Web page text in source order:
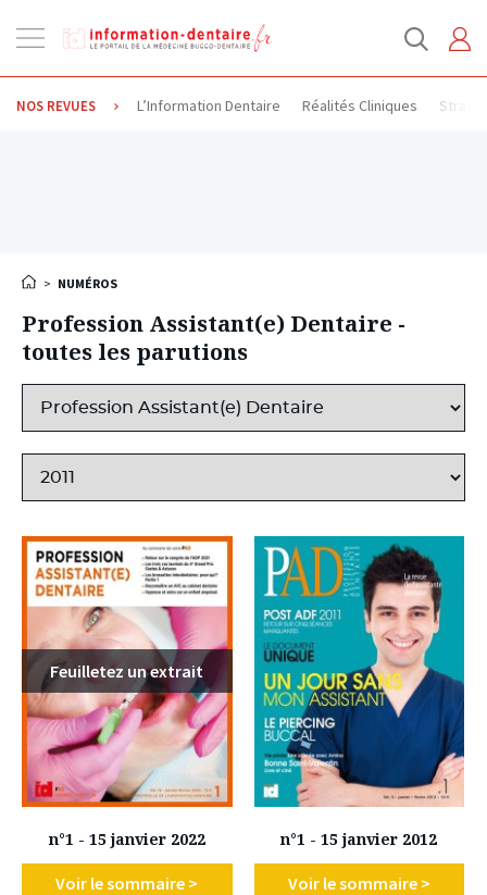
la
NOS REVUES L’Information Dentaire Réalités Cliniques
> NUMÉROS
Profession Assistant(e) Dentaire -
toutes les parutions
Feuilletez un extrait
n°1 - 15 janvier 2022
Voir le sommaire >
n°1 - 15 janvier 2012
Voir le sommaire >